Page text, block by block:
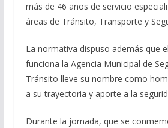
más de 46 años de servicio
áreas de Tránsito, Transporte y
La normativa dispuso además que
funciona la Agencia Municipal de
Tránsito lleve su nombre como
a su trayectoria y aporte a la
Durante la jornada, que se